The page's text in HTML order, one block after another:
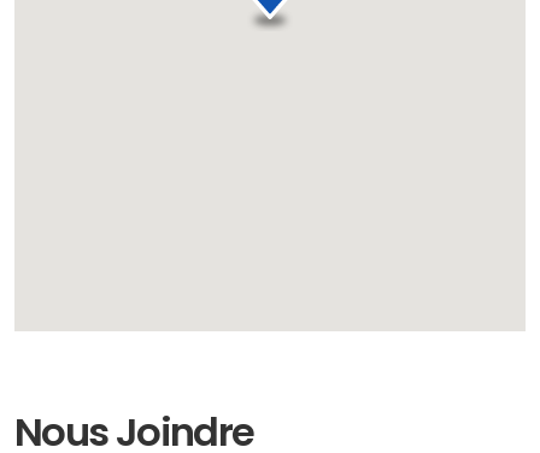
Nous Joindre